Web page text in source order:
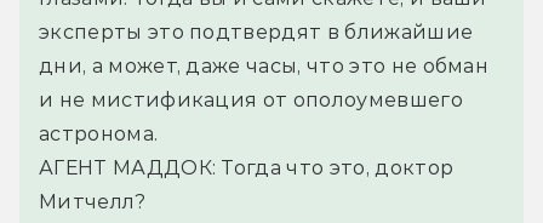
эксперты это подтвердят в ближайшие
дни, а может, даже часы, что это не обман
и не мистификация от ополоумевшего
астронома.
АГЕНТ МАДДОК: Тогда что это, доктор
Митчелл?